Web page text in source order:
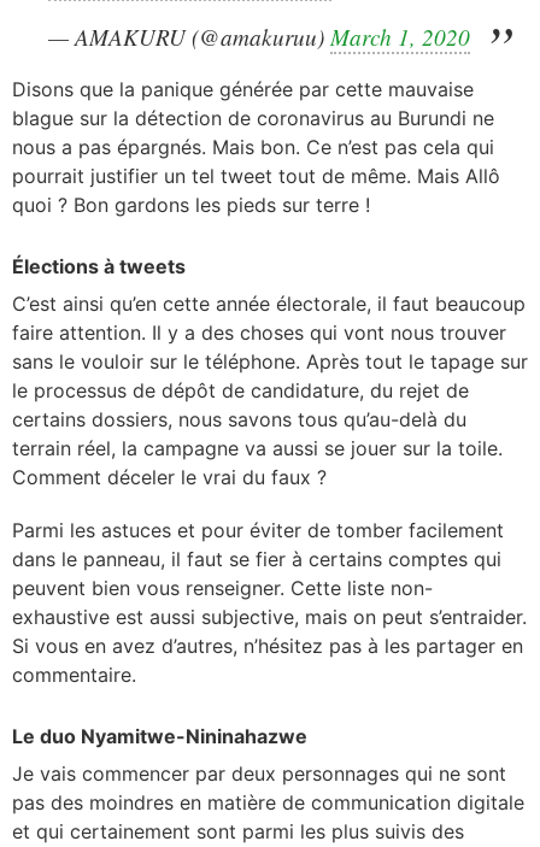
— AMAKURU (@amakuruu) March 1, 2020
Disons que la panique générée par cette mauvaise
blague sur la détection de coronavirus au Burundi ne
nous a pas épargnés. Mais bon. Ce n’est pas cela qui
pourrait justifier un tel tweet tout de même. Mais Allô
quoi ? Bon gardons les pieds sur terre !
Élections à tweets
C’est ainsi qu’en cette année électorale, il faut beaucoup
faire attention. Il y a des choses qui vont nous trouver
sans le vouloir sur le téléphone. Après tout le tapage sur
le processus de dépôt de candidature, du rejet de
certains dossiers, nous savons tous qu’au-delà du
terrain réel, la campagne va aussi se jouer sur la toile.
Comment déceler le vrai du faux ?
Parmi les astuces et pour éviter de tomber facilement
dans le panneau, il faut se fier à certains comptes qui
peuvent bien vous renseigner. Cette liste non-
exhaustive est aussi subjective, mais on peut s’entraider.
Si vous en avez d’autres, n’hésitez pas à les partager en
commentaire.
Le duo Nyamitwe-Nininahazwe
Je vais commencer par deux personnages qui ne sont
pas des moindres en matière de communication digitale
et qui certainement sont parmi les plus suivis des